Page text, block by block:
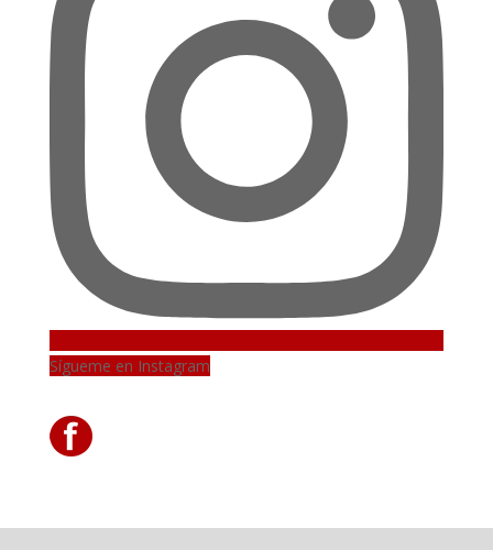
Sígueme en Instagram